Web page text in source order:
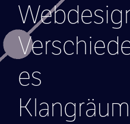
es